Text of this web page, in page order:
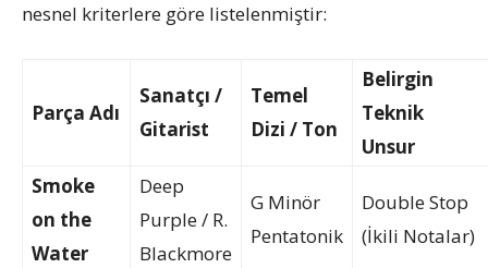
nesnel kriterlere göre listelenmiştir:
Parça Adı
Sanatçı /
Gitarist
Temel
Dizi / Ton
Belirgin
Teknik
Unsur
Smoke
on the
Water
Deep
Purple / R.
Blackmore
G Minör
Pentatonik
Double Stop
(İkili Notalar)